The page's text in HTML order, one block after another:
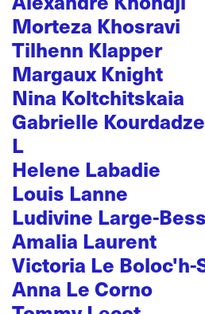
Morteza Khosravi
Tilhenn Klapper
Margaux Knight
Nina Koltchitskaia
Gabrielle Kourdadze
L
Helene Labadie
Louis Lanne
Ludivine Large-
Amalia Laurent
Victoria Le Boloc'h-
Anna Le Corno